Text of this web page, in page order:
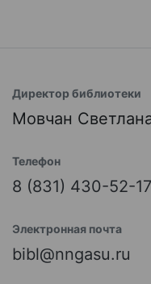
Директор библиотеки
Мовчан
Телефон
8 (831) 430-52-17
Электронная почта
bibl@nngasu.ru